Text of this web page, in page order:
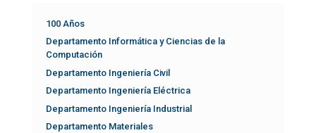
100 Años
Departamento Informática y Ciencias de la
Computación
Departamento Ingeniería Civil
Departamento Ingeniería Eléctrica
Departamento Ingeniería Industrial
Departamento Materiales